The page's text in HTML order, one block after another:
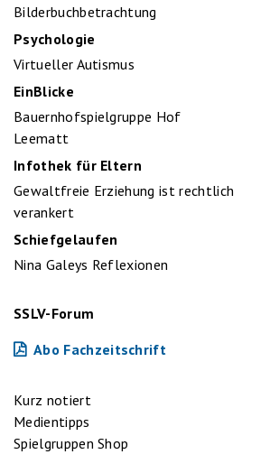
Bilderbuchbetrachtung
Psychologie
Virtueller Autismus
EinBlicke
Bauernhofspielgruppe Hof
Leematt
Infothek für Eltern
Gewaltfreie Erziehung ist rechtlich
verankert
Schiefgelaufen
Nina Galeys Reflexionen
SSLV-Forum
Abo Fachzeitschrift
Kurz notiert
Medientipps
Spielgruppen Shop